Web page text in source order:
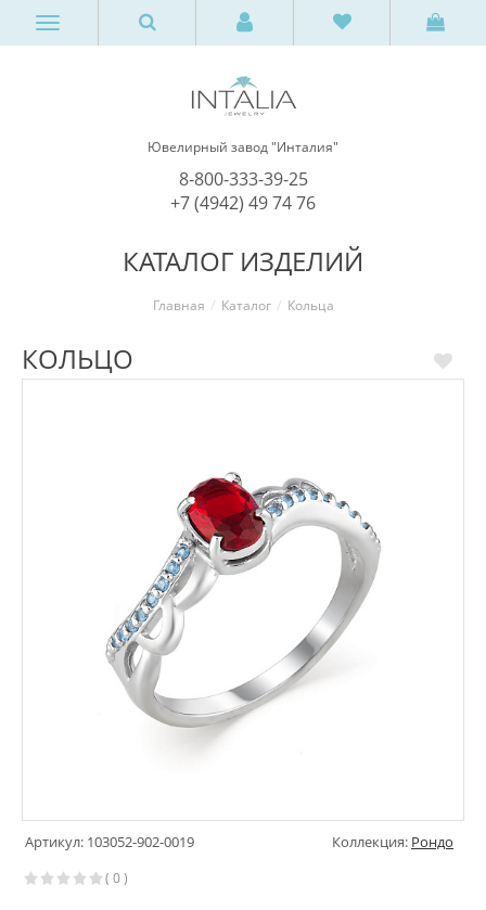
Ювелирный завод "Инталия"
8-800-333-39-25
+7 (4942) 49 74 76
КАТАЛОГ ИЗДЕЛИЙ
Главная Каталог Кольца
КОЛЬЦО
Артикул: 103052-902-0019 Коллекция: Рондо
( 0 )